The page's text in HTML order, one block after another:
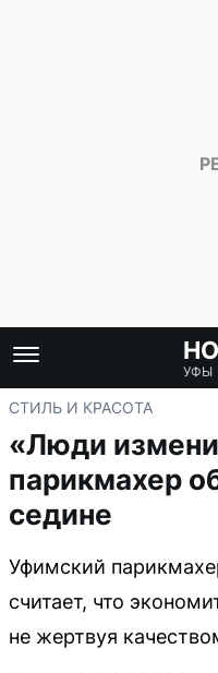
УФЫ
СТИЛЬ И КРАСОТА
«Люди
парикмахер
седине
Уфимский
считает, что
не жертвуя